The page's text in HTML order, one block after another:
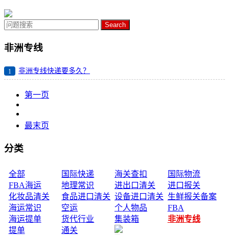
Search
非洲专线
1 非洲专线快递要多久？
第一页
最末页
分类
全部 国际快递 海关查扣
国际物流
FBA海运
地理常识 进出口清关
进口报关
化妆品清关
食品进口清关 设备进口清关 生鲜报关备案
海运常识
空运 个人物品
FBA
海运提单
货代行业 集装箱
非洲专线
提单
通关